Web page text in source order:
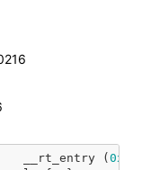
__rt_entry (